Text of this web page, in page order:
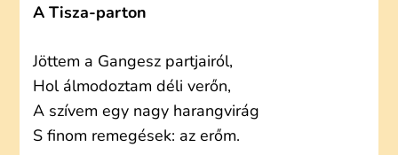
A Tisza-parton
Jöttem a Gangesz partjairól,
Hol álmodoztam déli verőn,
A szívem egy nagy harangvirág
S finom remegések: az erőm.